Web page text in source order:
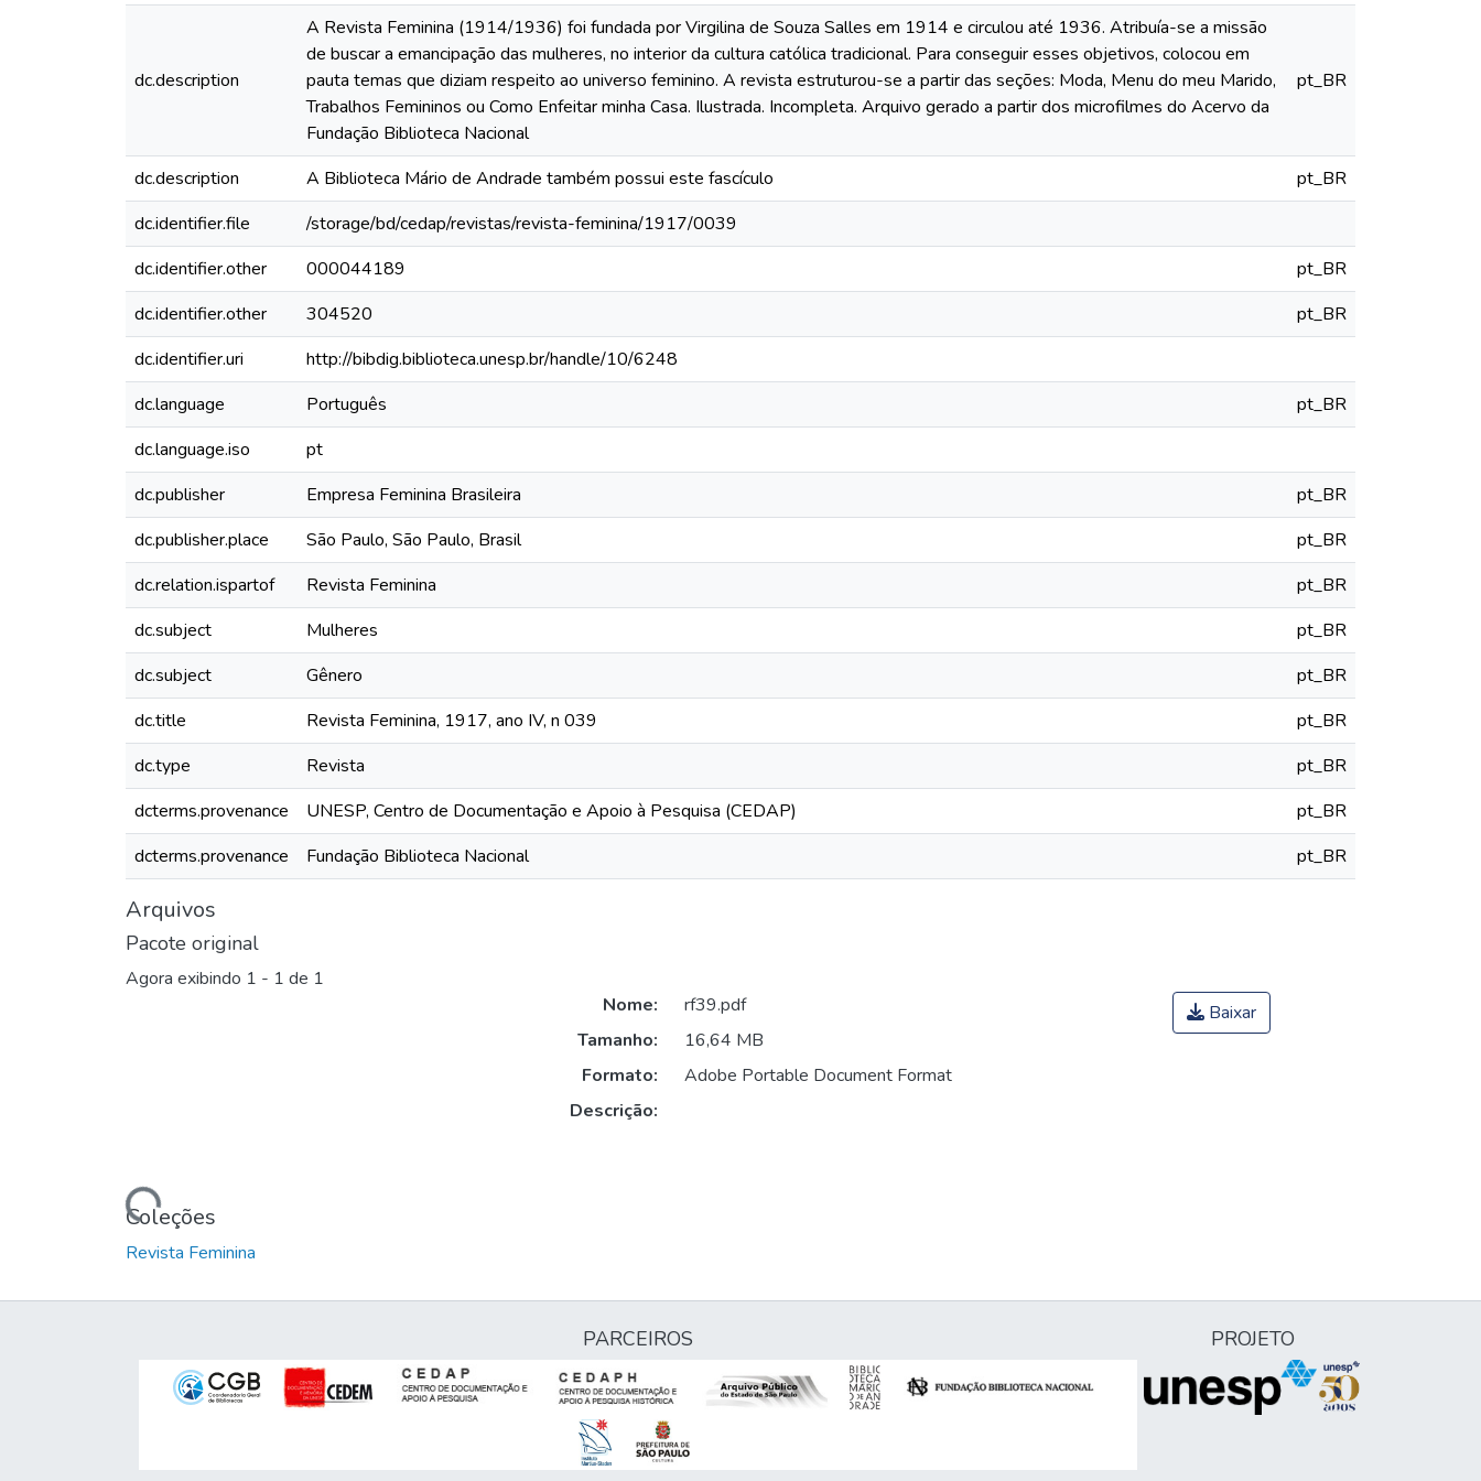
dc.description
A Revista Feminina (1914/1936) foi fundada por Virgilina de Souza Salles em 1914 e circulou até 1936. Atribuía-se a missão
de buscar a emancipação das mulheres, no interior da cultura católica tradicional. Para conseguir esses objetivos, colocou em
pauta temas que diziam respeito ao universo feminino. A revista estruturou-se a partir das seções: Moda, Menu do meu Marido,
Trabalhos Femininos ou Como Enfeitar minha Casa. Ilustrada. Incompleta. Arquivo gerado a partir dos microfilmes do Acervo da
Fundação Biblioteca Nacional
pt_BR
dc.description A Biblioteca Mário de Andrade também possui este fascículo
pt_BR
dc.identifier.file
/storage/bd/cedap/revistas/revista-feminina/1917/0039
dc.identifier.other
000044189
pt_BR
dc.identifier.other
304520
pt_BR
dc.identifier.uri
http://bibdig.biblioteca.unesp.br/handle/10/6248
dc.language
Português
pt_BR
dc.language.iso
pt
dc.publisher
Empresa Feminina Brasileira
pt_BR
dc.publisher.place
São Paulo, São Paulo, Brasil
pt_BR
dc.relation.ispartof
Revista Feminina
pt_BR
dc.subject
Mulheres
pt_BR
dc.subject
Gênero
pt_BR
dc.title
Revista Feminina, 1917, ano IV, n 039
pt_BR
dc.type
Revista
pt_BR
dcterms.provenance
UNESP, Centro de Documentação e Apoio à Pesquisa (CEDAP)
pt_BR
dcterms.provenance
Fundação Biblioteca Nacional pt_BR
Arquivos
Pacote original
Agora exibindo 1 - 1 de 1
Carregando...
Nome:
rf39.pdf
Tamanho:
16,64 MB
Formato:
Adobe Portable Document Format
Descrição:
Baixar
Coleções
Revista Feminina
PARCEIROS PROJETO